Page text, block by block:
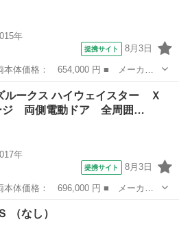
年
提携サイト 8月3日
■ グレード名： ハイウェイスタ
Ａセフティ 新品タイヤ／社外 Ｓ
ルークス ハイウェイスター Ｘ
ジ 両側電動ドア 全周囲…
年
提携サイト 8月3日
ルークス ■ グレード名： ハイウ
両側電動ドア 全周囲カメラ 衝突
（なし）